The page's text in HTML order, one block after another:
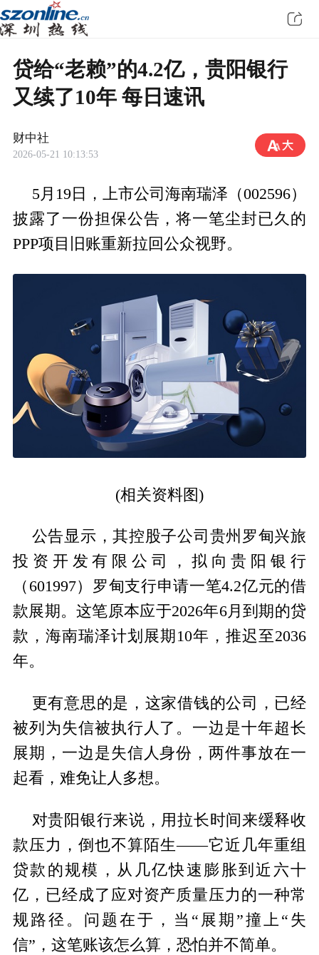
贷给“老赖”的4.2亿，贵阳银行
又续了10年 每日速讯
财中社
2026-05-21 10:13:53
5月19日，上市公司海南瑞泽（002596）
披露了一份担保公告，将一笔尘封已久的
PPP项目旧账重新拉回公众视野。
(相关资料图)
公告显示，其控股子公司贵州罗甸兴旅
投资开发有限公司，拟向贵阳银行
（601997）罗甸支行申请一笔4.2亿元的借
款展期。这笔原本应于2026年6月到期的贷
款，海南瑞泽计划展期10年，推迟至2036
年。
更有意思的是，这家借钱的公司，已经
被列为失信被执行人了。一边是十年超长
展期，一边是失信人身份，两件事放在一
起看，难免让人多想。
对贵阳银行来说，用拉长时间来缓释收
款压力，倒也不算陌生——它近几年重组
贷款的规模，从几亿快速膨胀到近六十
亿，已经成了应对资产质量压力的一种常
规路径。问题在于，当“展期”撞上“失
信”，这笔账该怎么算，恐怕并不简单。